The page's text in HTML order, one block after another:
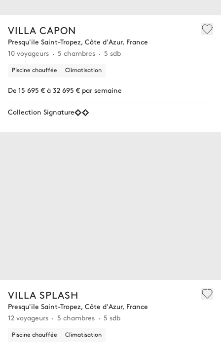
VILLA CAPON
Presqu'ile Saint-Tropez, Côte d'Azur, France
10 voyageurs
5 chambres 5 sdb
Piscine chauffée Climatisation
De 15 695 € à 32 695 € par semaine
Collection Signature
VILLA SPLASH
Presqu'ile Saint-Tropez, Côte d'Azur, France
12 voyageurs
5 chambres 5 sdb
Piscine chauffée Climatisation